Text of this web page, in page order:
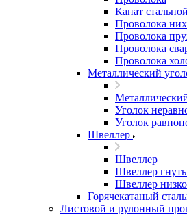
Канат стальной
Проволока
Проволока
Проволока
Проволока
Металлический
Уголок
Уголок
Швеллер
Швеллер
Швеллер
Швеллер
Горячекатаный
Листовой и рулонный